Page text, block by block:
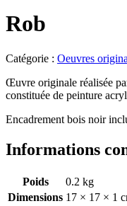
Rob
Catégorie : Oeuvres
Œuvre originale réalisée
constituée de peinture
Encadrement bois noir
Informations
Poids
0.2 kg
Dimensions 17 × 17 × 1